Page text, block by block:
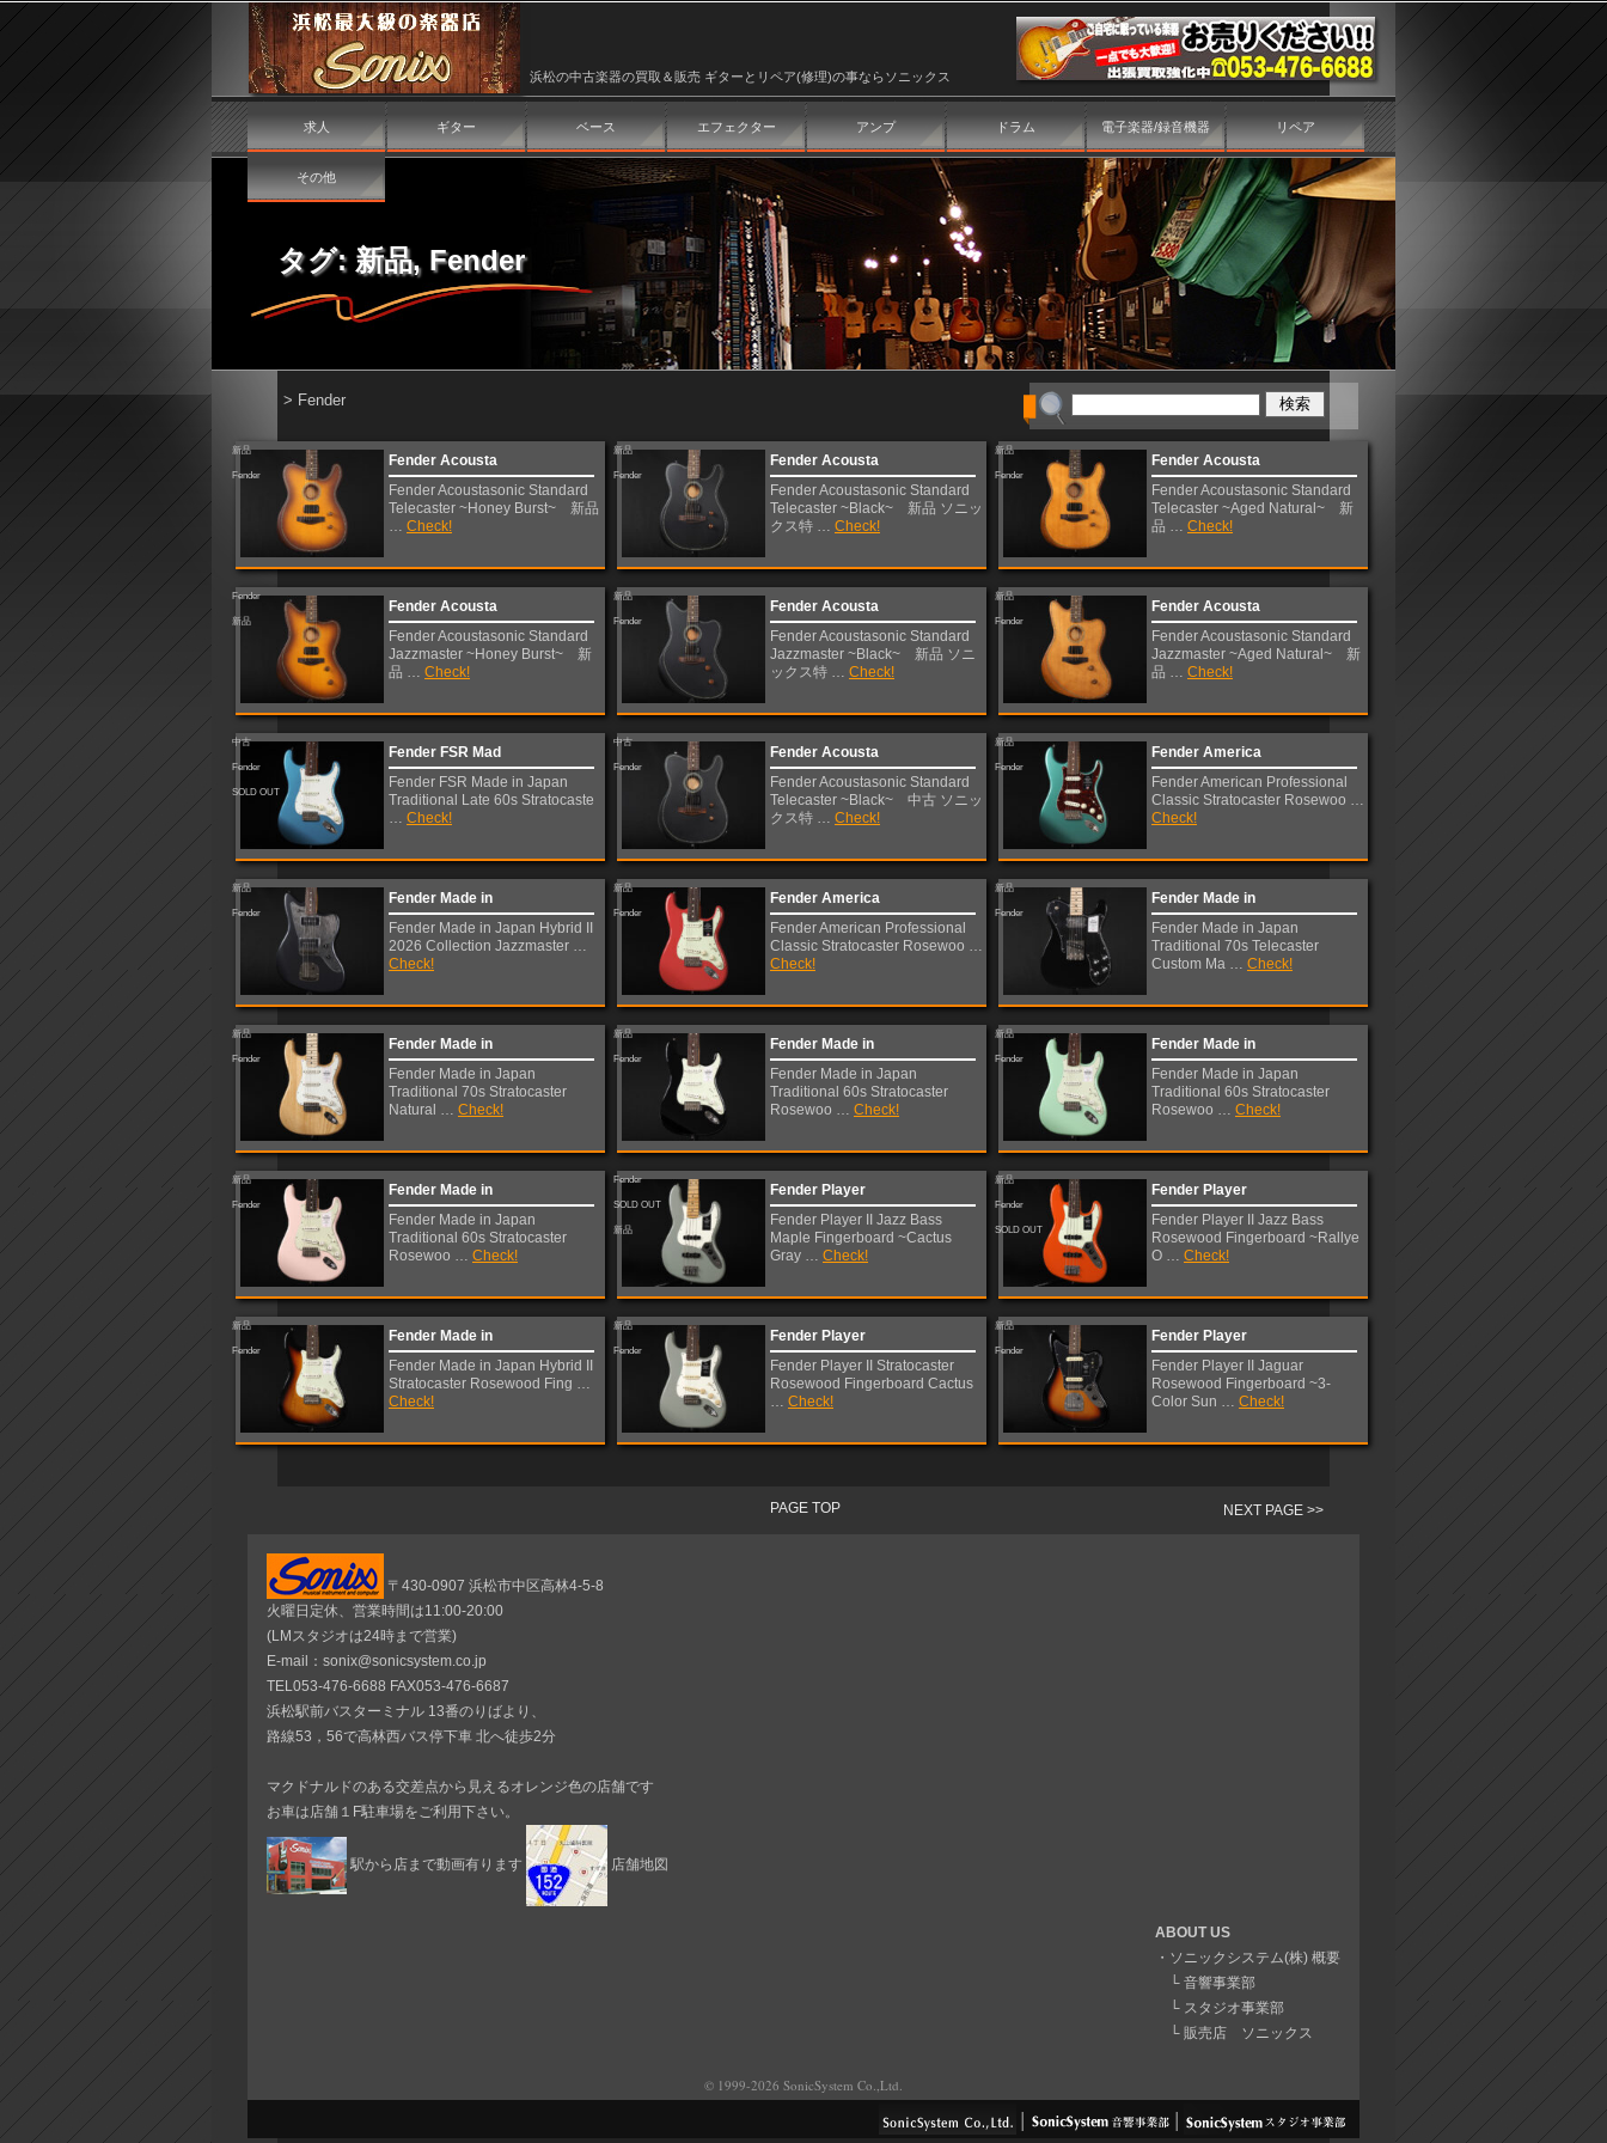
浜松の中古楽器の買取＆販売 ギターとリペア(修理)の事ならソニックス
求人 ギター ベース エフェクター アンプ ドラム 電子楽器/録音機器 リペア
その他
タグ: 新品, Fender
> Fender
Fender Acousta
新品
Fender
Fender Acoustasonic Standard
Telecaster ~Honey Burst~ 新品
… Check!
Fender Acousta
新品
Fender
Fender Acoustasonic Standard
Telecaster ~Black~ 新品 ソニッ
クス特 … Check!
Fender Acousta
新品
Fender
Fender Acoustasonic Standard
Telecaster ~Aged Natural~ 新
品 … Check!
Fender Acousta
Fender
新品
Fender Acoustasonic Standard
Jazzmaster ~Honey Burst~ 新
品 … Check!
Fender Acousta
新品
Fender
Fender Acoustasonic Standard
Jazzmaster ~Black~ 新品 ソニ
ックス特 … Check!
Fender Acousta
新品
Fender
Fender Acoustasonic Standard
Jazzmaster ~Aged Natural~ 新
品 … Check!
Fender FSR Mad
中古
Fender
SOLD OUT
Fender FSR Made in Japan
Traditional Late 60s Stratocaste
… Check!
Fender Acousta
中古
Fender
Fender Acoustasonic Standard
Telecaster ~Black~ 中古 ソニッ
クス特 … Check!
Fender America
新品
Fender
Fender American Professional
Classic Stratocaster Rosewoo …
Check!
Fender Made in
新品
Fender
Fender Made in Japan Hybrid II
2026 Collection Jazzmaster …
Check!
Fender America
新品
Fender
Fender American Professional
Classic Stratocaster Rosewoo …
Check!
Fender Made in
新品
Fender
Fender Made in Japan
Traditional 70s Telecaster
Custom Ma … Check!
Fender Made in
新品
Fender
Fender Made in Japan
Traditional 70s Stratocaster
Natural … Check!
Fender Made in
新品
Fender
Fender Made in Japan
Traditional 60s Stratocaster
Rosewoo … Check!
Fender Made in
新品
Fender
Fender Made in Japan
Traditional 60s Stratocaster
Rosewoo … Check!
Fender Made in
新品
Fender
Fender Made in Japan
Traditional 60s Stratocaster
Rosewoo … Check!
Fender Player
Fender
SOLD OUT
新品
Fender Player II Jazz Bass
Maple Fingerboard ~Cactus
Gray … Check!
Fender Player
新品
Fender
SOLD OUT
Fender Player II Jazz Bass
Rosewood Fingerboard ~Rallye
O … Check!
Fender Made in
新品
Fender
Fender Made in Japan Hybrid II
Stratocaster Rosewood Fing …
Check!
Fender Player
新品
Fender
Fender Player II Stratocaster
Rosewood Fingerboard Cactus
… Check!
Fender Player
新品
Fender
Fender Player II Jaguar
Rosewood Fingerboard ~3-
Color Sun … Check!
NEXT PAGE >>
PAGE TOP
〒430-0907 浜松市中区高林4-5-8
火曜日定休、営業時間は11:00-20:00
(LMスタジオは24時まで営業)
E-mail：sonix@sonicsystem.co.jp
TEL053-476-6688 FAX053-476-6687
浜松駅前バスターミナル 13番のりばより、
路線53，56で高林西バス停下車 北へ徒歩2分
マクドナルドのある交差点から見えるオレンジ色の店舗です
お車は店舗１F駐車場をご利用下さい。
駅から店まで動画有ります 店舗地図
ABOUT US
・ ソニックシステム(株) 概要
└ 音響事業部
└ スタジオ事業部
└ 販売店 ソニックス
© 1999-2026 SonicSystem Co.,Ltd.